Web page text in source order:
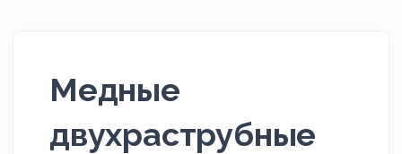
Медные
двухраструбные